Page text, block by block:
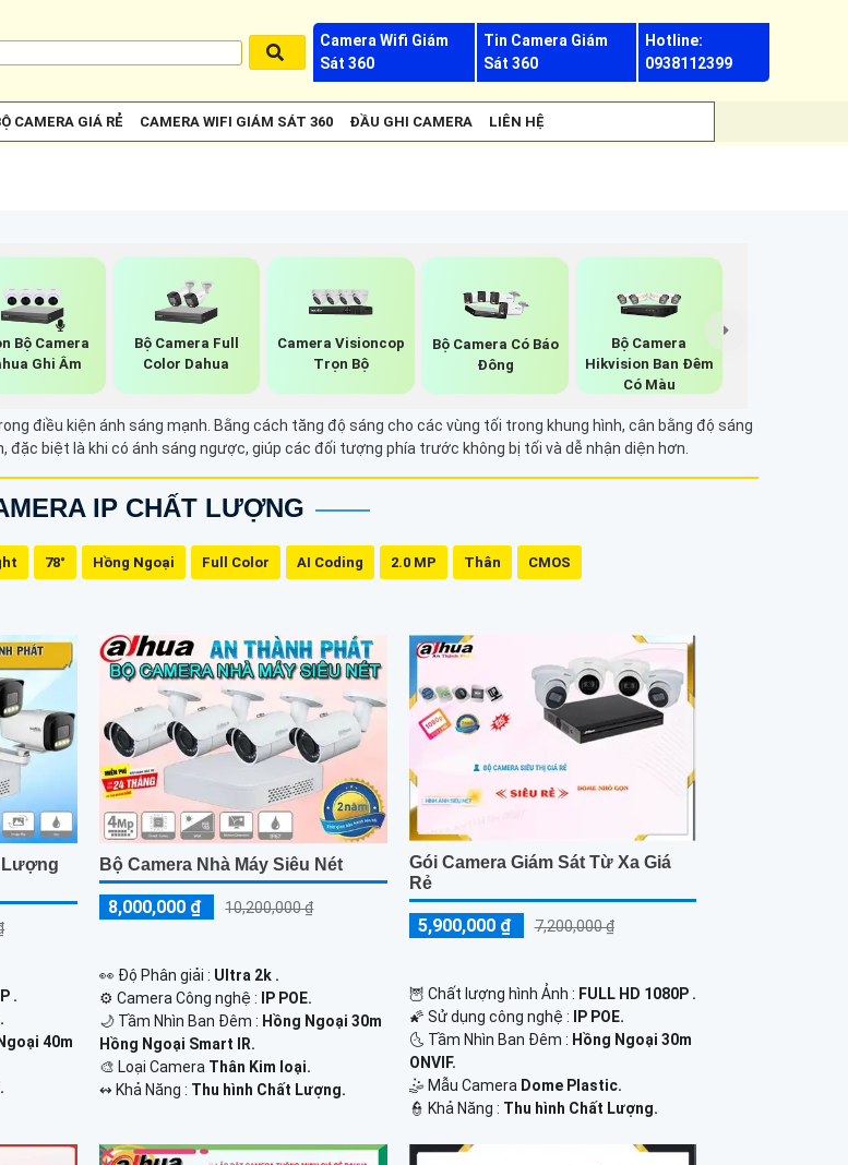
Camera Wifi Giám
Sát 360
Tin Camera Giám
Sát 360
Hotline:
0938112399
CAMERA GIÁ RẺ CAMERA WIFI GIÁM SÁT 360 ĐẦU GHI CAMERA LIÊN HỆ
Bộ Camera
Ghi Âm
Bộ Camera Full
Color Dahua
Camera Visioncop
Trọn Bộ
Bộ Camera Có Báo
Đông
Bộ Camera
Hikvision Ban Đêm
Có Màu
điều kiện ánh sáng mạnh. Bằng cách tăng độ sáng cho các vùng tối trong khung hình, cân bằng độ sáng
biệt là khi có ánh sáng ngược, giúp các đối tượng phía trước không bị tối và dễ nhận diện hơn.
IP CHẤT LƯỢNG
78° Hồng Ngoại Full Color AI Coding 2.0 MP Thân CMOS
Lượng
.
40m
Bộ Camera Nhà Máy Siêu Nét
8,000,000 ₫ 10,200,000 ₫
️👀 Độ Phân giải : Ultra 2k .
⚙ Camera Công nghệ :
IP POE.
🌙 Tầm Nhìn Ban Đêm : Hồng Ngoại 30m
Hồng Ngoại Smart IR.
🎨 Loại Camera Thân Kim loại.
️↭ Khả Năng : Thu hình Chất Lượng.
Gói Camera Giám Sát Từ Xa Giá
Rẻ
5,900,000 ₫ 7,200,000 ₫
🦉 Chất lượng hình Ảnh : FULL HD 1080P .
🌠 Sử dụng công nghệ :
IP POE.
🌜 Tầm Nhìn Ban Đêm : Hồng Ngoại 30m
ONVIF.
🤹 Mẫu Camera Dome Plastic.
️👮 Khả Năng : Thu hình Chất Lượng.